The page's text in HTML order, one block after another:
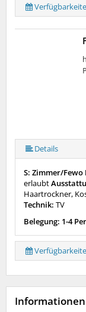
Details
S: Zimmer/Fewo
erlaubt
Haartrockner,
Technik: TV
Belegung: 1-4